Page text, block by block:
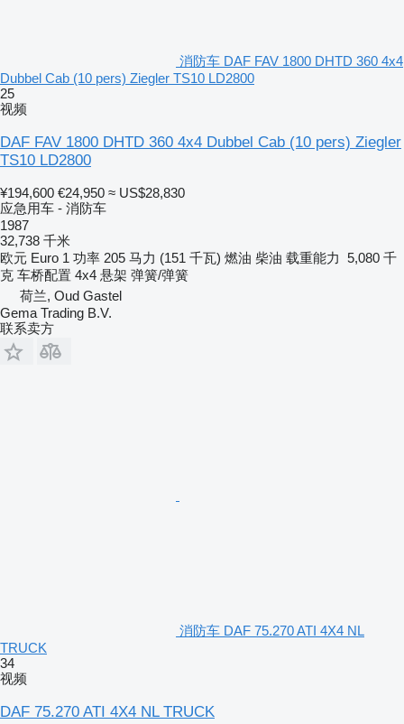
消防车 DAF FAV 1800 DHTD 360 4x4
Dubbel Cab (10 pers) Ziegler TS10 LD2800
25
视频
DAF FAV 1800 DHTD 360 4x4 Dubbel Cab (10 pers) Ziegler
TS10 LD2800
¥194,600 €24,950 ≈ US$28,830
应急用车 - 消防车
1987
32,738 千米
欧元 Euro 1 功率 205 马力 (151 千瓦) 燃油 柴油 载重能力 5,080 千
克 车桥配置 4x4 悬架 弹簧/弹簧
荷兰, Oud Gastel
Gema Trading B.V.
联系卖方
消防车 DAF 75.270 ATI 4X4 NL
TRUCK
34
视频
DAF 75.270 ATI 4X4 NL TRUCK